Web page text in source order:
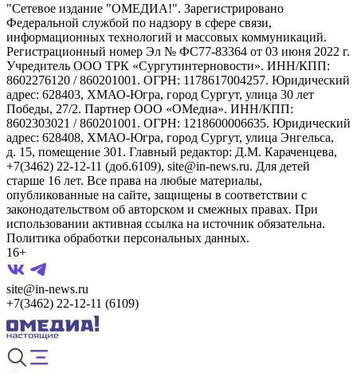
"Сетевое издание "ОМЕДИА!". Зарегистрировано
Федеральной службой по надзору в сфере связи,
информационных технологий и массовых коммуникаций.
Регистрационный номер Эл № ФС77-83364 от 03 июня 2022 г.
Учредитель ООО ТРК «Сургутинтерновости». ИНН/КПП:
8602276120 / 860201001. ОГРН: 1178617004257. Юридический
адрес: 628403, ХМАО-Югра, город Сургут, улица 30 лет
Победы, 27/2. Партнер ООО «ОМедиа». ИНН/КПП:
8602303021 / 860201001. ОГРН: 1218600006635. Юридический
адрес: 628408, ХМАО-Югра, город Сургут, улица Энгельса,
д. 15, помещение 301. Главный редактор: Д.М. Караченцева,
+7(3462) 22-12-11 (доб.6109), site@in-news.ru. Для детей
старше 16 лет. Все права на любые материалы,
опубликованные на сайте, защищены в соответствии с
законодательством об авторском и смежных правах. При
использовании активная ссылка на источник обязательна.
Политика обработки персональных данных.
16+
site@in-news.ru
+7(3462) 22-12-11 (6109)